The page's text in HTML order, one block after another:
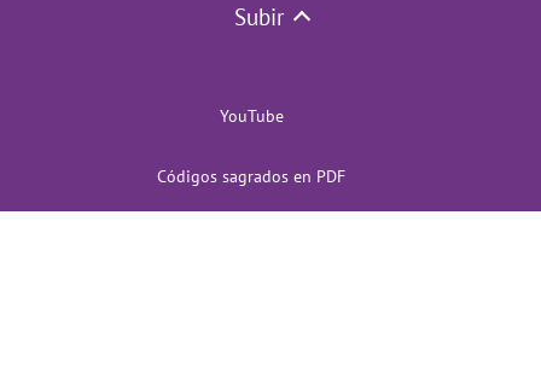
Subir
YouTube
Códigos sagrados en PDF